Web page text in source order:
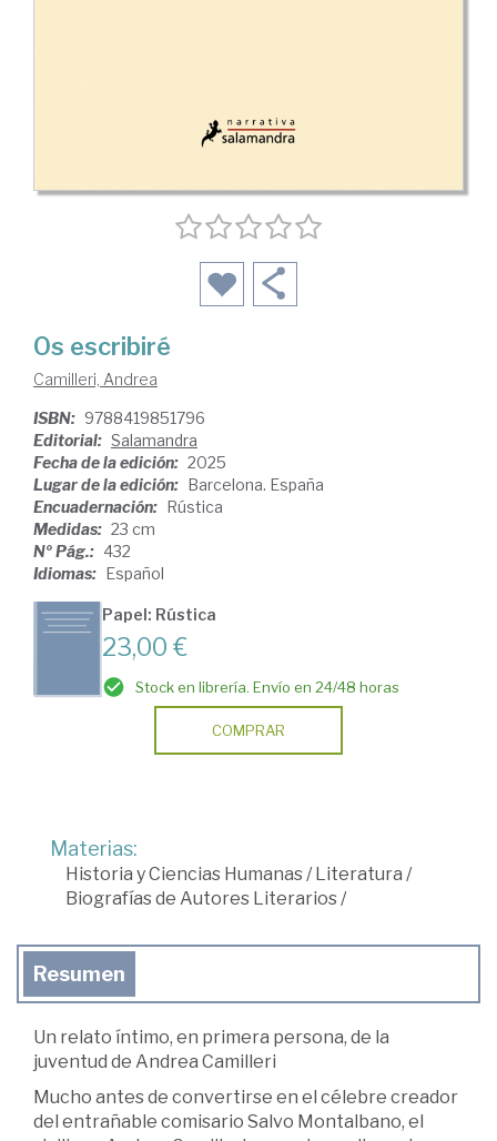
Os escribiré
Camilleri, Andrea
ISBN: 9788419851796
Editorial: Salamandra
Fecha de la edición: 2025
Lugar de la edición: Barcelona. España
Encuadernación: Rústica
Medidas: 23 cm
Nº Pág.: 432
Idiomas: Español
Papel: Rústica
23,00 €
Stock en librería. Envío en 24/48 horas
COMPRAR
Materias:
Historia y Ciencias Humanas/Literatura /
Biografías de Autores Literarios/
Resumen
Un relato íntimo, en primera persona, de la
juventud de Andrea Camilleri
Mucho antes de convertirse en el célebre creador
del entrañable comisario Salvo Montalbano, el